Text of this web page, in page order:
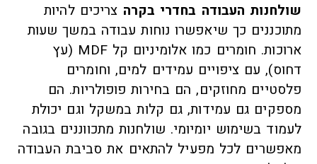
שולחנות העבודה בחדרי בקרה צריכים להיות
מתוכננים כך שיאפשרו נוחות עבודה במשך שעות
ארוכות. חומרים כמו אלומיניום קל MDF (עץ
דחוס), עם ציפויים עמידים למים, וחומרים
פלסטיים מחוזקים, הם בחירות פופולריות. הם
מספקים גם עמידות, גם קלות במשקל וגם יכולת
לעמוד בשימוש יומיומי. שולחנות מתכווננים בגובה
מאפשרים לכל מפעיל להתאים את סביבת העבודה